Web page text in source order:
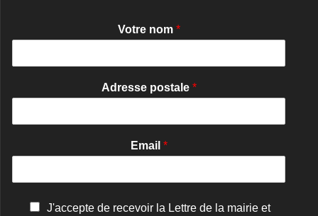
Votre nom *
Adresse postale *
Email *
J'accepte de recevoir la Lettre de la mairie et